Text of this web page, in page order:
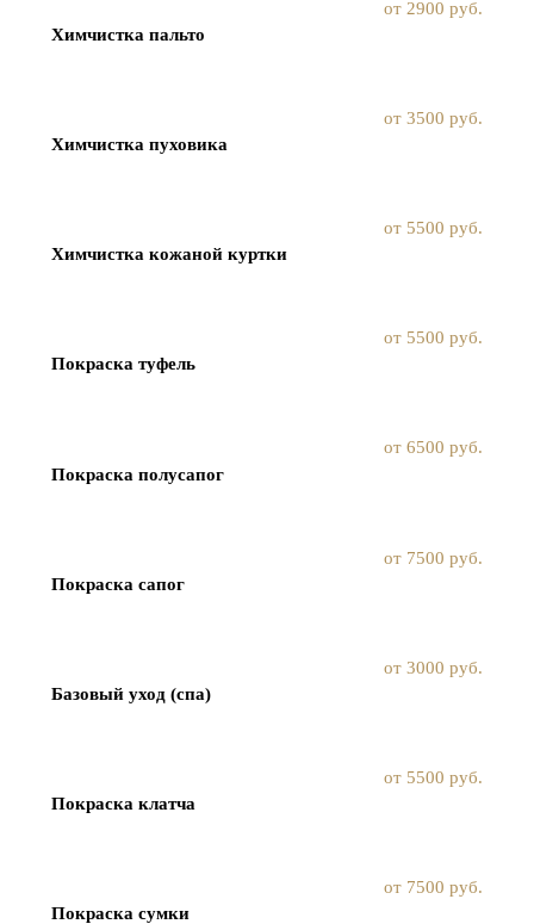
Химчистка пальто
от 2900 руб.
Химчистка пуховика
от 3500 руб.
Химчистка кожаной куртки
от 5500 руб.
Покраска туфель
от 5500 руб.
Покраска полусапог
от 6500 руб.
Покраска сапог
от 7500 руб.
Базовый уход (спа)
от 3000 руб.
Покраска клатча
от 5500 руб.
Покраска сумки
от 7500 руб.